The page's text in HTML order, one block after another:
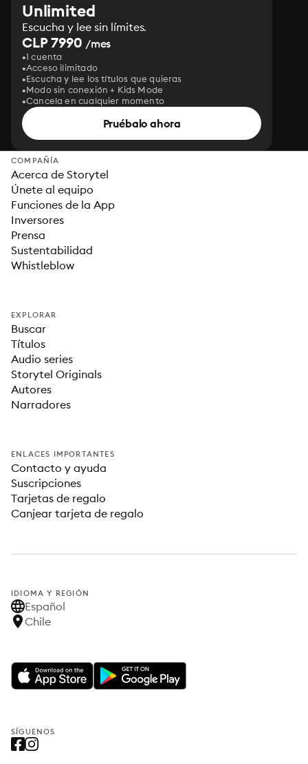
Unlimited
Escucha y lee sin límites.
CLP 7990 /mes
1 cuenta
Acceso ilimitado
Escucha y lee los títulos que quieras
Modo sin conexión + Kids Mode
Cancela en cualquier momento
Pruébalo ahora
COMPAÑÍA
Acerca de Storytel
Únete al equipo
Funciones de la App
Inversores
Prensa
Sustentabilidad
Whistleblow
EXPLORAR
Buscar
Títulos
Audio series
Storytel Originals
Autores
Narradores
ENLACES IMPORTANTES
Contacto y ayuda
Suscripciones
Tarjetas de regalo
Canjear tarjeta de regalo
IDIOMA Y REGIÓN
Español
Chile
SÍGUENOS